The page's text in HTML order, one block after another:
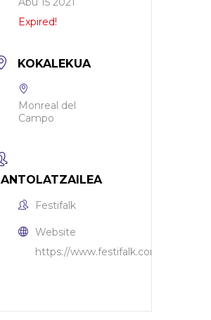
Expired!
KOKALEKUA
Monreal del
Campo
ANTOLATZAILEA
Festifalk
Website
https://www.festifalk.com/programa